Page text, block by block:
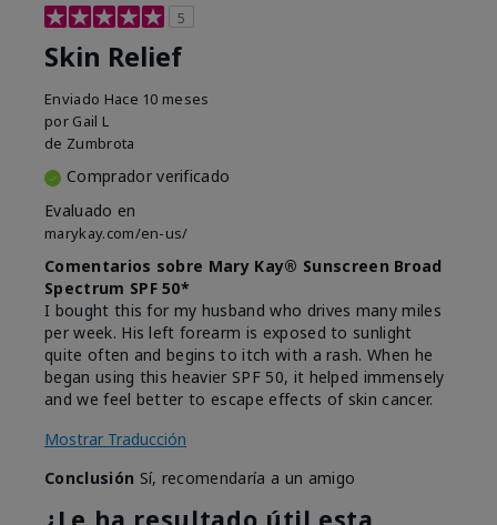
5
Skin Relief
Enviado Hace 10 meses
por Gail L
de Zumbrota
Comprador verificado
Evaluado en
marykay.com/en-us/
Comentarios sobre Mary Kay® Sunscreen Broad
Spectrum SPF 50*
I bought this for my husband who drives many miles
per week. His left forearm is exposed to sunlight
quite often and begins to itch with a rash. When he
began using this heavier SPF 50, it helped immensely
and we feel better to escape effects of skin cancer.
Mostrar Traducción
Conclusión Sí, recomendaría a un amigo
¿Le ha resultado útil esta